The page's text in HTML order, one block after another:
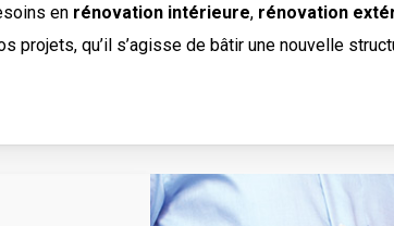
en rénovation intérieure, rénovation
projets, qu’il s’agisse de bâtir une nouvelle